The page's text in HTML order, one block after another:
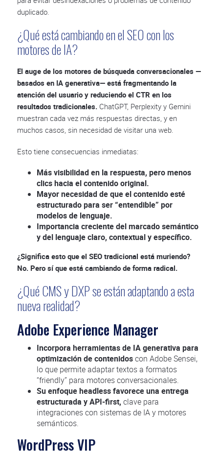
duplicado.
¿Qué está cambiando en el SEO con los
motores de IA?
El auge de los motores de búsqueda conversacionales —
basados en IA generativa— está fragmentando la
atención del usuario y reduciendo el CTR en los
resultados tradicionales. ChatGPT, Perplexity y Gemini
muestran cada vez más respuestas directas, y en
muchos casos, sin necesidad de visitar una web.
Esto tiene consecuencias inmediatas:
Más visibilidad en la respuesta, pero menos
clics hacia el contenido original.
Mayor necesidad de que el contenido esté
estructurado para ser “entendible” por
modelos de lenguaje.
Importancia creciente del marcado semántico
y del lenguaje claro, contextual y específico.
¿Significa esto que el SEO tradicional está muriendo?
No. Pero sí que está cambiando de forma radical.
¿Qué CMS y DXP se están adaptando a esta
nueva realidad?
Adobe Experience Manager
Incorpora herramientas de IA generativa para
optimización de contenidoscon Adobe Sensei,
lo que permite adaptar textos a formatos
“friendly” para motores conversacionales.
Su enfoque headless favorece una entrega
estructurada y API-first, clave para
integraciones con sistemas de IA y motores
semánticos.
WordPress VIP